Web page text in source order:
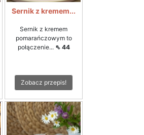
Sernik z kremem...
Sernik z kremem
pomarańczowym to
połączenie... ⇖ 44
Zobacz przepis!